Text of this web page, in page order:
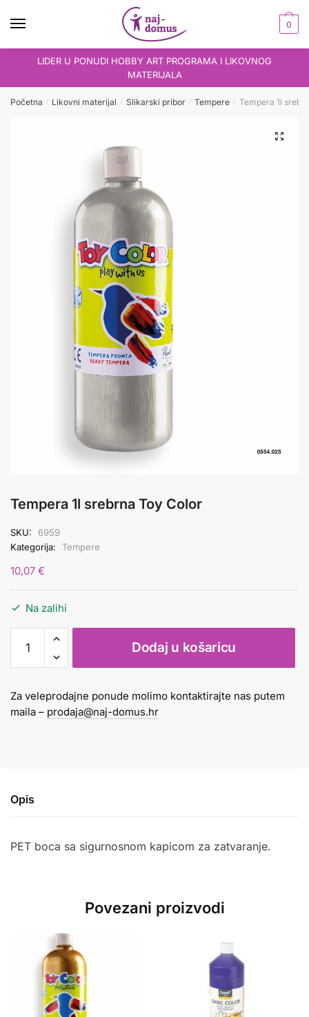
0
LIDER U PONUDI HOBBY ART PROGRAMA I LIKOVNOG
MATERIJALA
Početna / Likovni materijal / Slikarski pribor / Tempere / Tempera 1l
Tempera 1l srebrna Toy Color
SKU:
6959
Kategorija:
Tempere
10,07 €
Na zalihi
srebrna
Color
količina
Dodaj u košaricu
Za veleprodajne ponude molimo kontaktirajte nas putem
maila – prodaja@naj-domus.hr
Opis
PET boca sa sigurnosnom kapicom za zatvaranje.
Povezani proizvodi